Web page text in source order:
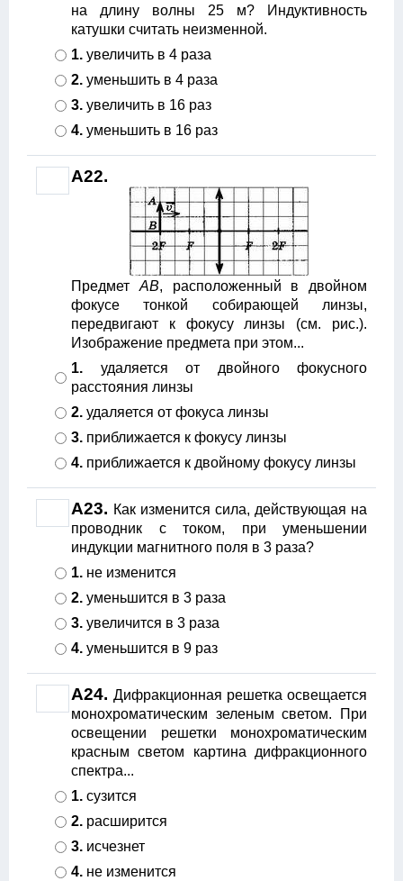
на длину волны 25 м? Индуктивность
катушки считать неизменной.
1. увеличить в 4 раза
2. уменьшить в 4 раза
3. увеличить в 16 раз
4. уменьшить в 16 раз
A22.
Предмет АВ, расположенный в двойном
фокусе тонкой собирающей линзы,
передвигают к фокусу линзы (см. рис.).
Изображение предмета при этом...
1. удаляется от двойного фокусного
расстояния линзы
2. удаляется от фокуса линзы
3. приближается к фокусу линзы
4. приближается к двойному фокусу линзы
A23. Как изменится сила, действующая на
проводник с током, при уменьшении
индукции магнитного поля в 3 раза?
1. не изменится
2. уменьшится в 3 раза
3. увеличится в 3 раза
4. уменьшится в 9 раз
A24. Дифракционная решетка освещается
монохроматическим зеленым светом. При
освещении решетки монохроматическим
красным светом картина дифракционного
спектра...
1. сузится
2. расширится
3. исчезнет
4. не изменится